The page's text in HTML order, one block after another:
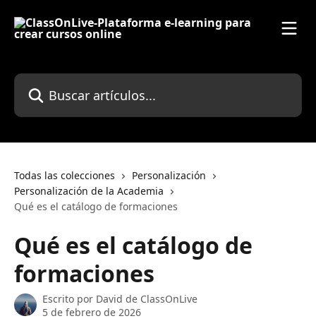
Buscar artículos...
Todas las colecciones
Personalización
Personalización de la Academia
Qué es el catálogo de formaciones
Qué es el catálogo de
formaciones
Escrito por David de ClassOnLive
5 de febrero de 2026